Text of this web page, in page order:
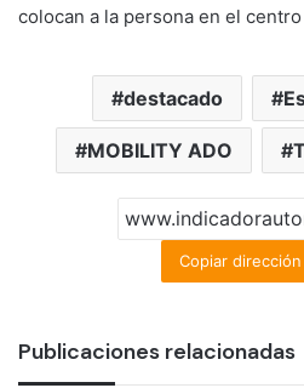
colocan a la persona en el
destacado
MOBILITY ADO
Copiar
Publicaciones relacionadas